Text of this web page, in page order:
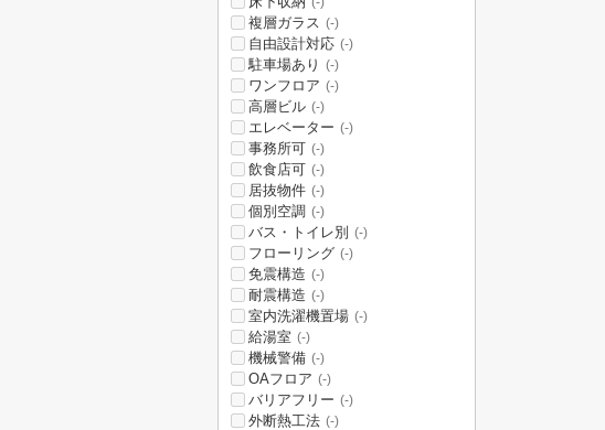
複層ガラス (-)
自由設計対応 (-)
駐車場あり (-)
ワンフロア (-)
高層ビル (-)
エレベーター (-)
事務所可 (-)
飲食店可 (-)
居抜物件 (-)
個別空調 (-)
バス・トイレ別 (-)
フローリング (-)
免震構造 (-)
耐震構造 (-)
室内洗濯機置場 (-)
給湯室 (-)
機械警備 (-)
OAフロア (-)
バリアフリー (-)
外断熱工法 (-)